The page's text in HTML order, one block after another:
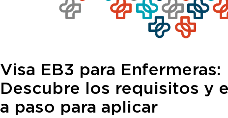
Visa EB3 para Enfermeras:
Descubre los requisitos y
a paso para aplicar